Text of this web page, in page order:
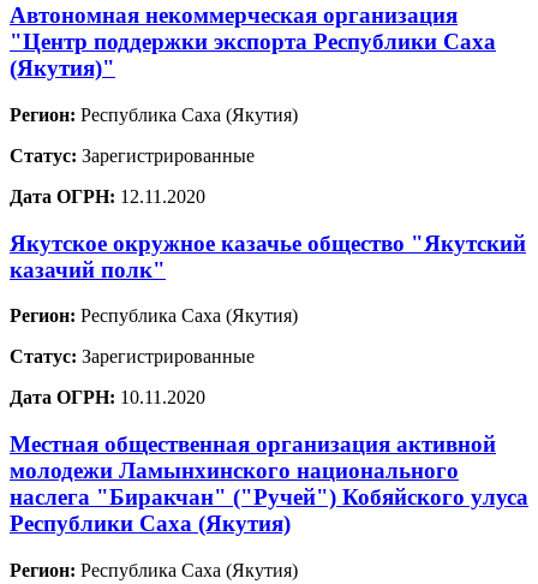
Автономная некоммерческая организация
"Центр поддержки экспорта Республики Саха
(Якутия)"
Регион: Республика Саха (Якутия)
Статус: Зарегистрированные
Дата ОГРН: 12.11.2020
Якутское окружное казачье общество "Якутский
казачий полк"
Регион: Республика Саха (Якутия)
Статус: Зарегистрированные
Дата ОГРН: 10.11.2020
Местная общественная организация активной
молодежи Ламынхинского национального
наслега "Биракчан" ("Ручей") Кобяйского улуса
Республики Саха (Якутия)
Регион: Республика Саха (Якутия)